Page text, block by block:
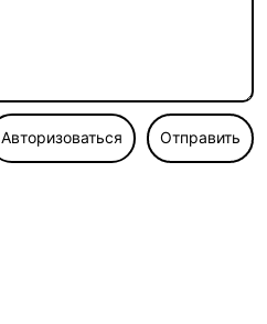
Авторизоваться Отправить